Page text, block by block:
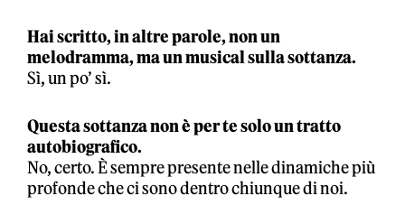
Hai scritto, in altre parole, non un
melodramma, ma un musical sulla sottanza.
Sì, un po’ sì.
Questa sottanza non è per te solo un tratto
autobiografico.
No, certo. È sempre presente nelle dinamiche più
profonde che ci sono dentro chiunque di noi.